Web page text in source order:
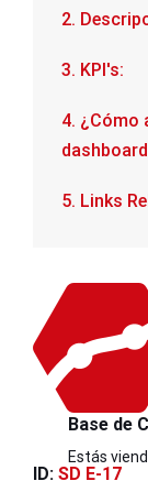
2.
3. KPI's:
4. ¿Cómo
5. Links
Base de
Estás
ID: SD E-17